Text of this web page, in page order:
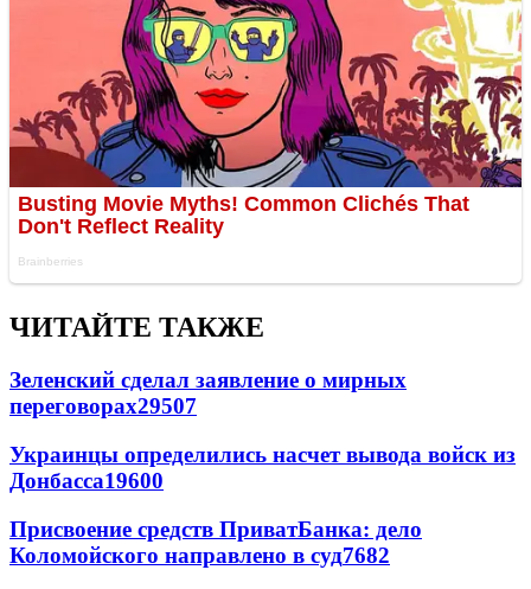
ЧИТАЙТЕ ТАКЖЕ
Зеленский сделал заявление о мирных
переговорах29507
Украинцы определились насчет вывода войск из
Донбасса19600
Присвоение средств ПриватБанка: дело
Коломойского направлено в суд7682